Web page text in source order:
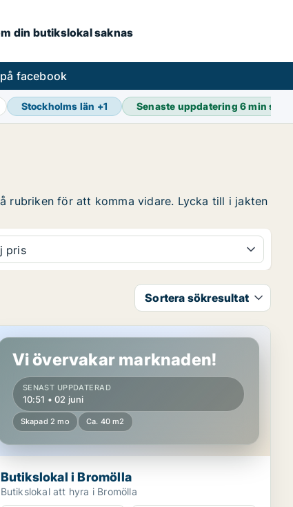
din butikslokal saknas
facebook
Stockholms län +1 Senaste uppdatering6 min
rubriken för att komma vidare. Lycka till i jakten
pris
Sortera sökresultat
i Bromölla
Vi övervakar marknaden!
SENAST UPPDATERAD
10:51 • 02 juni
Skapad 2 mo Ca. 40 m2
Butikslokal i Bromölla
Butikslokal att hyra i Bromölla